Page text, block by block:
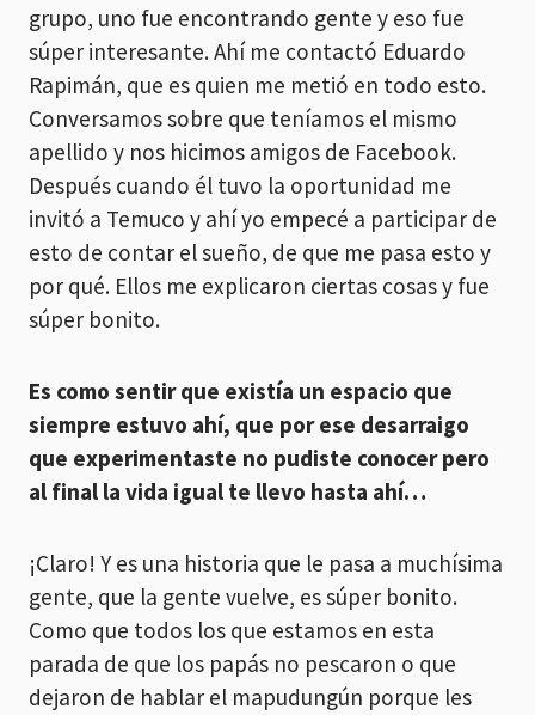
grupo, uno fue encontrando gente y eso fue
súper interesante. Ahí me contactó Eduardo
Rapimán, que es quien me metió en todo esto.
Conversamos sobre que teníamos el mismo
apellido y nos hicimos amigos de Facebook.
Después cuando él tuvo la oportunidad me
invitó a Temuco y ahí yo empecé a participar de
esto de contar el sueño, de que me pasa esto y
por qué. Ellos me explicaron ciertas cosas y fue
súper bonito.
Es como sentir que existía un espacio que
siempre estuvo ahí, que por ese desarraigo
que experimentaste no pudiste conocer pero
al final la vida igual te llevo hasta ahí…
¡Claro! Y es una historia que le pasa a muchísima
gente, que la gente vuelve, es súper bonito.
Como que todos los que estamos en esta
parada de que los papás no pescaron o que
dejaron de hablar el mapudungún porque les